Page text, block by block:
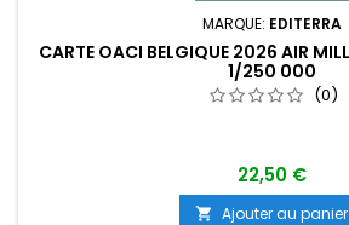
MARQUE: EDITERRA
CARTE OACI BELGIQUE 2026 AIR
1/250 000
(0)
22,50 €
 Ajouter au panier